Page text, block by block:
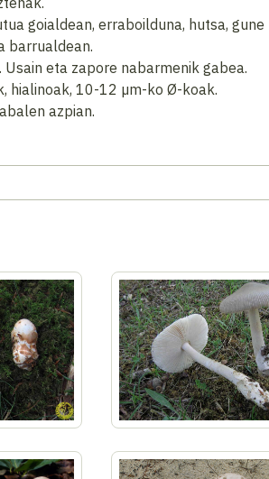
goialdean, erraboilduna, hutsa,
barrualdean.
eta zapore nabarmenik gabea.
hialinoak, 10-12 µm-ko Ø-koak.
azpian.